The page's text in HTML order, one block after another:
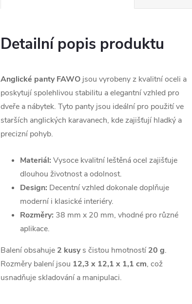
Detailní popis produktu
Anglické panty FAWO jsou vyrobeny z kvalitní oceli a
poskytují spolehlivou stabilitu a elegantní vzhled pro
dveře a nábytek. Tyto panty jsou ideální pro použití ve
starších anglických karavanech, kde zajišťují hladký a
precizní pohyb.
Materiál: Vysoce kvalitní leštěná ocel zajišťuje
dlouhou životnost a odolnost.
Design: Decentní vzhled dokonale doplňuje
moderní i klasické interiéry.
Rozměry: 38 mm x 20 mm, vhodné pro různé
aplikace.
Balení obsahuje 2 kusys čistou hmotností 20 g.
Rozměry balení jsou 12,3 x 12,1 x 1,1 cm, což
usnadňuje skladování a manipulaci.